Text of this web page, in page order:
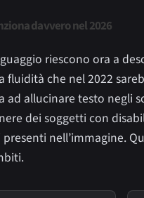
davvero nel 2026
riescono ora a
fluidità che nel 2022
ad allucinare testo negli
dei soggetti con
nell’immagine.